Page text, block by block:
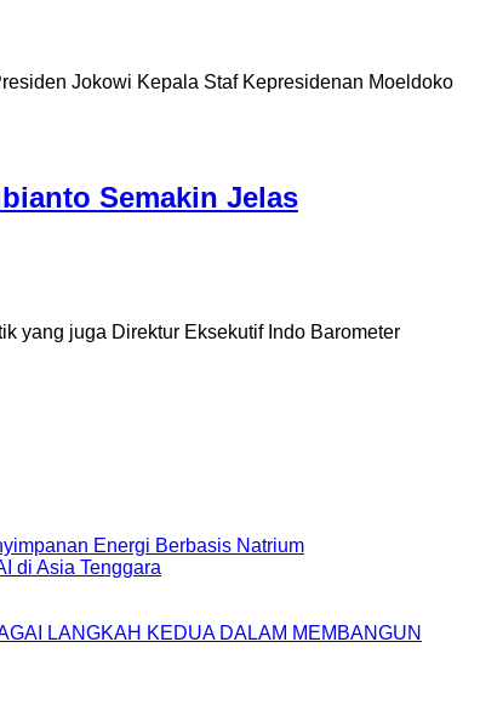
Jokowi Kepala Staf Kepresidenan Moeldoko
Semakin Jelas
yang juga Direktur Eksekutif Indo Barometer
Energi Berbasis Natrium
di Asia Tenggara
LANGKAH KEDUA DALAM MEMBANGUN